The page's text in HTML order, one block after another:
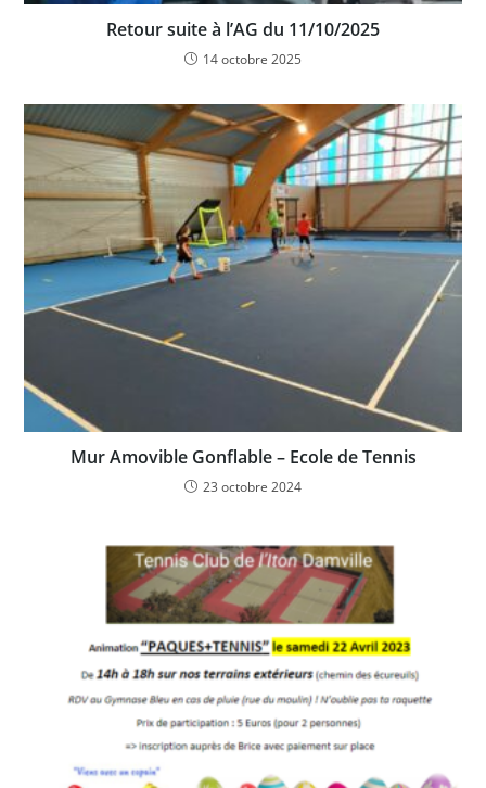
Retour suite à l’AG du 11/10/2025
14 octobre 2025
Mur Amovible Gonflable – Ecole de Tennis
23 octobre 2024